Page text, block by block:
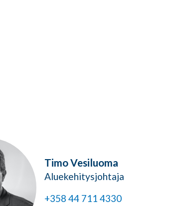
Timo Vesiluoma
Aluekehitysjohtaja
+358 44 711 4330